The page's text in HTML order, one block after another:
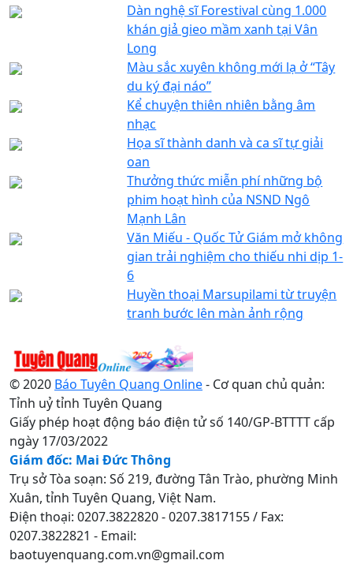
Dàn nghệ sĩ Forestival cùng 1.000
khán giả gieo mầm xanh tại Vân
Long
Màu sắc xuyên không mới lạ ở “Tây
du ký đại náo”
Kể chuyện thiên nhiên bằng âm
nhạc
Họa sĩ thành danh và ca sĩ tự giải
oan
Thưởng thức miễn phí những bộ
phim hoạt hình của NSND Ngô
Mạnh Lân
Văn Miếu - Quốc Tử Giám mở không
gian trải nghiệm cho thiếu nhi dịp 1-
6
Huyền thoại Marsupilami từ truyện
tranh bước lên màn ảnh rộng
© 2020 Báo Tuyên Quang Online- Cơ quan chủ quản:
Tỉnh uỷ tỉnh Tuyên Quang
Giấy phép hoạt động báo điện tử số 140/GP-BTTTT cấp
ngày 17/03/2022
Giám đốc: Mai Đức Thông
Trụ sở Tòa soạn: Số 219, đường Tân Trào, phường Minh
Xuân, tỉnh Tuyên Quang, Việt Nam.
Điện thoại: 0207.3822820 - 0207.3817155 / Fax:
0207.3822821 - Email:
baotuyenquang.com.vn@gmail.com